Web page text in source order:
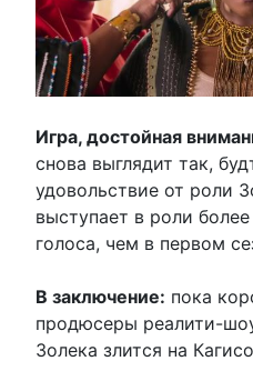
Игра, достойная
снова выглядит так,
удовольствие от роли
выступает в роли
голоса, чем в первом
В заключение: пока
продюсеры реалити-
Золека злится на